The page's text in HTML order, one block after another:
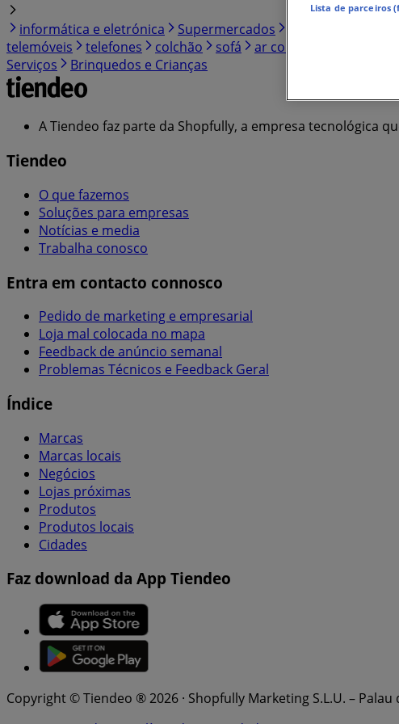
informática e eletrónica
Supermercados
telemóveis
telefones colchão sofá ar condicionado
Serviços
Brinquedos e Crianças
A Tiendeo faz parte da Shopfully, a empresa tecnológica
Tiendeo
O que fazemos
Soluções para empresas
Notícias e media
Trabalha conosco
Entra em contacto connosco
Pedido de marketing e empresarial
Loja mal colocada no mapa
Feedback de anúncio semanal
Problemas Técnicos e Feedback Geral
Índice
Marcas
Marcas locais
Negócios
Lojas próximas
Produtos
Produtos locais
Cidades
Faz download da App Tiendeo
Copyright © Tiendeo ® 2026 · Shopfully Marketing S.L.U. – Palau
Lista de parceiros